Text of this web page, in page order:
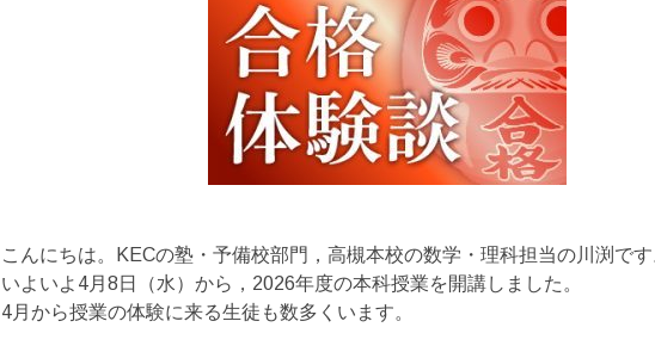
こんにちは。KECの塾・予備校部門，高槻本校の数学・理科担当の川渕で
いよいよ4月8日（水）から，2026年度の本科授業を開講しました。
4月から授業の体験に来る生徒も数多くいます。